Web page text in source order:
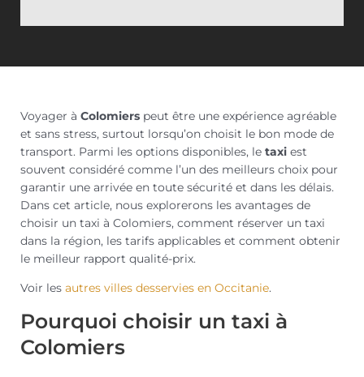
Voyager à Colomiers peut être une expérience agréable
et sans stress, surtout lorsqu’on choisit le bon mode de
transport. Parmi les options disponibles, le taxi est
souvent considéré comme l’un des meilleurs choix pour
garantir une arrivée en toute sécurité et dans les délais.
Dans cet article, nous explorerons les avantages de
choisir un taxi à Colomiers, comment réserver un taxi
dans la région, les tarifs applicables et comment obtenir
le meilleur rapport qualité-prix.
Voir les autres villes desservies en Occitanie.
Pourquoi choisir un taxi à
Colomiers